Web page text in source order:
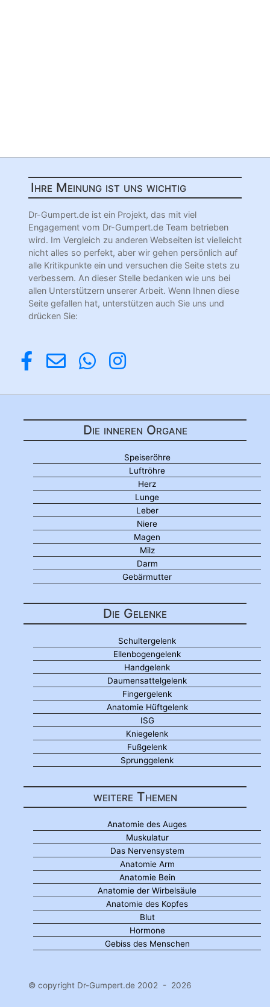
Ihre Meinung ist uns wichtig
Dr-Gumpert.de ist ein Projekt, das mit viel
Engagement vom Dr-Gumpert.de Team betrieben
wird. Im Vergleich zu anderen Webseiten ist vielleicht
nicht alles so perfekt, aber wir gehen persönlich auf
alle Kritikpunkte ein und versuchen die Seite stets zu
verbessern. An dieser Stelle bedanken wie uns bei
allen Unterstützern unserer Arbeit. Wenn Ihnen diese
Seite gefallen hat, unterstützen auch Sie uns und
drücken Sie:
Die inneren Organe
Speiseröhre
Luftröhre
Herz
Lunge
Leber
Niere
Magen
Milz
Darm
Gebärmutter
Die Gelenke
Schultergelenk
Ellenbogengelenk
Handgelenk
Daumensattelgelenk
Fingergelenk
Anatomie Hüftgelenk
ISG
Kniegelenk
Fußgelenk
Sprunggelenk
weitere Themen
Anatomie des Auges
Muskulatur
Das Nervensystem
Anatomie Arm
Anatomie Bein
Anatomie der Wirbelsäule
Anatomie des Kopfes
Blut
Hormone
Gebiss des Menschen
© copyright Dr-Gumpert.de 2002 - 2026